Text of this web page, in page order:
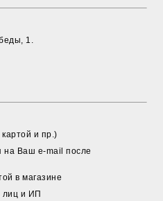
1.
и пр.)
на Ваш e-mail после
в магазине
лиц и ИП